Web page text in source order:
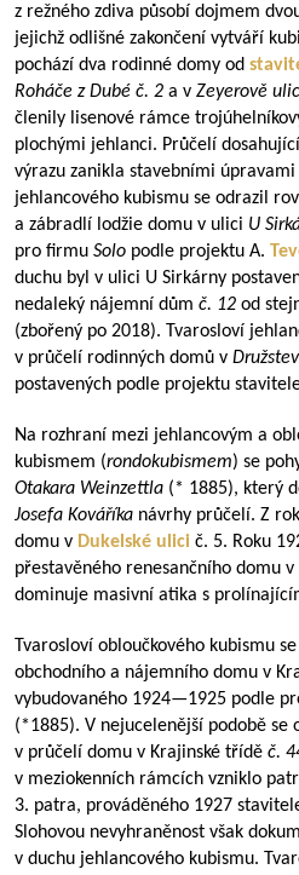
z režného zdiva působí dojmem
jejichž odlišné zakončení vytváří
pochází dva rodinné domy od
Roháče z Dubé č. 2 a v Zeyerově
členily lisenové rámce
plochými jehlanci. Průčelí
výrazu zanikla stavebními
jehlancového kubismu se odrazil
a zábradlí lodžie domu v ulici U
pro firmu Solo podle projektu A.
duchu byl v ulici U Sirkárny
nedaleký nájemní dům č. 12 od
(zbořený po 2018). Tvarosloví
v průčelí rodinných domů v
postavených podle projektu
Na rozhraní mezi jehlancovým a
kubismem (rondokubismem) se
Otakara Weinzettla (* 1885), který
Josefa Kováříka návrhy průčelí. Z
domu v Dukelské ulici č. 5. Roku
přestavěného renesančního domu v
dominuje masivní atika s
Tvarosloví obloučkového kubismu
obchodního a nájemního domu v
vybudovaného 1924—1925 podle
(*1885). V nejucelenější podobě se
v průčelí domu v Krajinské třídě č.
v meziokenních rámcích vzniklo
3. patra, prováděného 1927
Slohovou nevyhraněnost však
v duchu jehlancového kubismu.